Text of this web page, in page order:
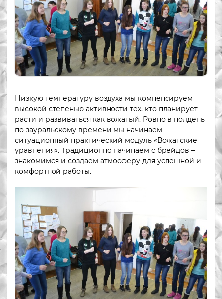
Низкую температуру воздуха мы компенсируем
высокой степенью активности тех, кто планирует
расти и развиваться как вожатый. Ровно в полдень
по зауральскому времени мы начинаем
ситуационный практический модуль «Вожатские
уравнения». Традиционно начинаем с брейдов –
знакомимся и создаем атмосферу для успешной и
комфортной работы.